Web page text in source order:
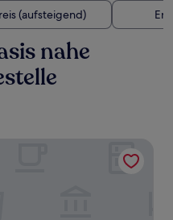
(aufsteigend)
nahe